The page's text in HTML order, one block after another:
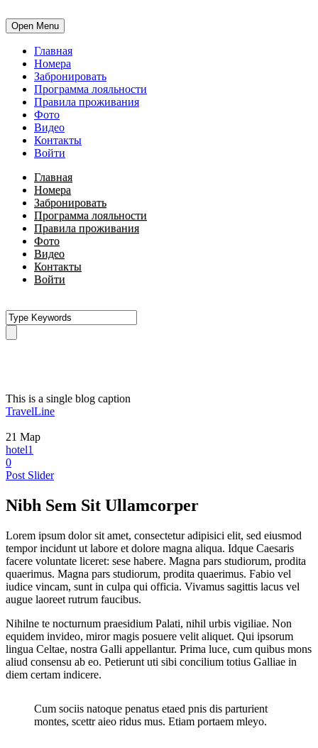
Open Menu
Главная
Номера
Забронировать
Программа лояльности
Правила проживания
Фото
Видео
Контакты
Войти
Главная
Номера
Забронировать
Программа лояльности
Правила проживания
Фото
Видео
Контакты
Войти
This is a single blog caption
TravelLine
21 Мар
hotel1
0
Post Slider
Nibh Sem Sit Ullamcorper
Lorem ipsum dolor sit amet, consectetur adipisici elit, sed eiusmod
tempor incidunt ut labore et dolore magna aliqua. Idque Caesaris
facere voluntate liceret: sese habere. Magna pars studiorum, prodita
quaerimus. Magna pars studiorum, prodita quaerimus. Fabio vel
iudice vincam, sunt in culpa qui officia. Vivamus sagittis lacus vel
augue laoreet rutrum faucibus.
Nihilne te nocturnum praesidium Palati, nihil urbis vigiliae. Non
equidem invideo, miror magis posuere velit aliquet. Qui ipsorum
lingua Celtae, nostra Galli appellantur. Prima luce, cum quibus mons
aliud consensu ab eo. Petierunt uti sibi concilium totius Galliae in
diem certam indicere.
Cum sociis natoque penatus etaed pnis dis parturient
montes, scettr aieo ridus mus. Etiam portaem mleyo.